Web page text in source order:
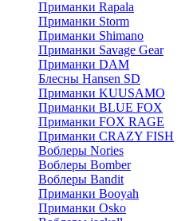
Приманки Rapala
Приманки Storm
Приманки Shimano
Приманки Savage Gear
Приманки DAM
Блесны Hansen SD
Приманки KUUSAMO
Приманки BLUE FOX
Приманки FOX RAGE
Приманки CRAZY FISH
Воблеры Nories
Воблеры Bomber
Воблеры Bandit
Приманки Booyah
Приманки Osko